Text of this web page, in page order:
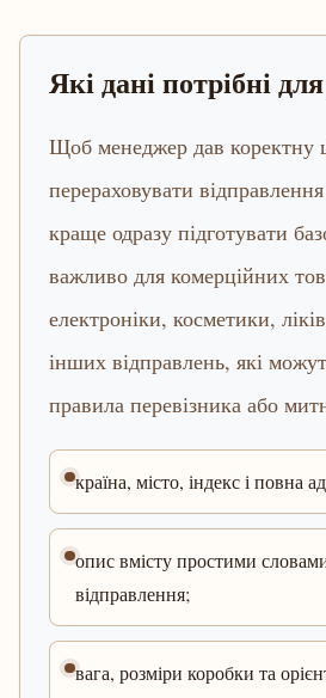
Які дані потрібні
Щоб менеджер дав коректну
перераховувати
краще одразу підготувати
важливо для комерційних
електроніки, косметики,
інших відправлень, які
правила перевізника або
країна, місто, індекс і повна
опис вмісту простими
відправлення;
вага, розміри коробки та